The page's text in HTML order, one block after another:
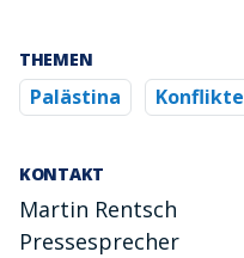
THEMEN
Palästina Konflikte
KONTAKT
Martin Rentsch
Pressesprecher